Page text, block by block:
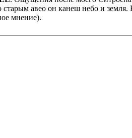
авео он канеш небо и земля.
мнение).